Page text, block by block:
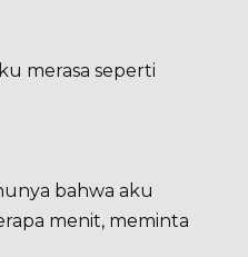
merasa seperti
bahwa aku
menit, meminta